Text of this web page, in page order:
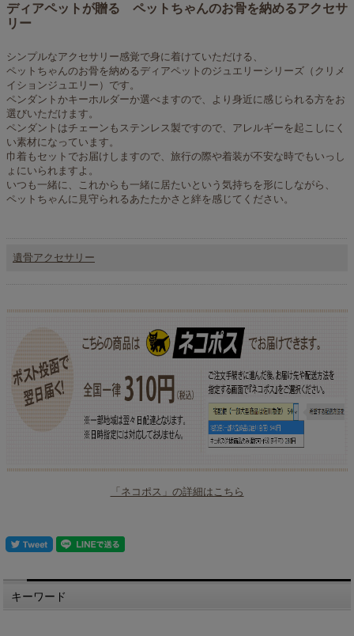
ディアペットが贈る ペットちゃんのお骨を納めるアクセサ
リー
シンプルなアクセサリー感覚で身に着けていただける、
ペットちゃんのお骨を納めるディアペットのジュエリーシリーズ（クリメ
イションジュエリー）です。
ペンダントかキーホルダーか選べますので、より身近に感じられる方をお
選びいただけます。
ペンダントはチェーンもステンレス製ですので、アレルギーを起こしにく
い素材になっています。
巾着もセットでお届けしますので、旅行の際や着装が不安な時でもいっし
ょにいられますよ。
いつも一緒に、これからも一緒に居たいという気持ちを形にしながら、
ペットちゃんに見守られるあたたかさと絆を感じてください。
遺骨アクセサリー
「ネコポス」の詳細はこちら
キーワード